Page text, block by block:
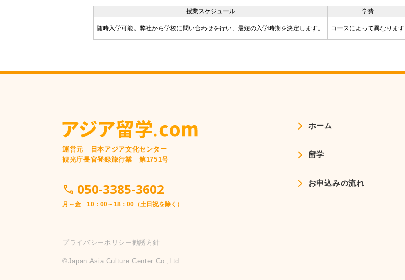
授業スケジュール 学費
随時入学可能。弊社から学校に問い合わせを行い、最短の入学時期を決定します。 コースによって異なります
運営元 日本アジア文化センター
観光庁長官登録旅行業 第1751号
050-3385-3602
月～金 10：00～18：00（土日祝を除く）
プライバシーポリシー勧誘方針
©️Japan Asia Culture Center Co.,Ltd
ホーム
留学
お申込みの流れ